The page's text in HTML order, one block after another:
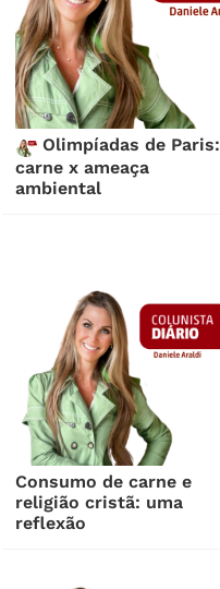
Olimpíadas de Paris:
carne x ameaça
ambiental
Consumo de carne e
religião cristã: uma
reflexão